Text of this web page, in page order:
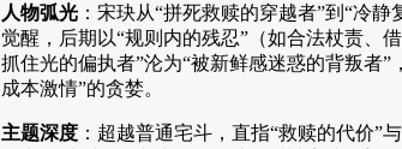
人物弧光 ：宋玦从“拼死救赎的穿越者”到“冷
觉醒，后期以“规则内的残忍”（如合法杖责、
抓住光的偏执者”沦为“被新鲜感迷惑的背叛者
成本激情”的贪婪。
主题深度 ：超越普通宅斗，直指“救赎的代价”